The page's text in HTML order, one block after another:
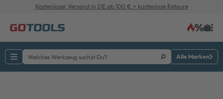
Kostenloser Versand in DE ab 100 € + kostenlose Retoure
Alle Marken